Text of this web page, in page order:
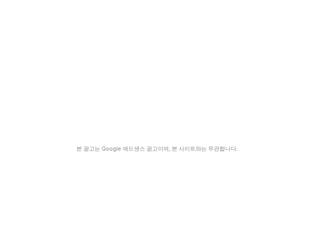
본 광고는 Google 애드센스 광고이며, 본 사이트와는 무관합니다.